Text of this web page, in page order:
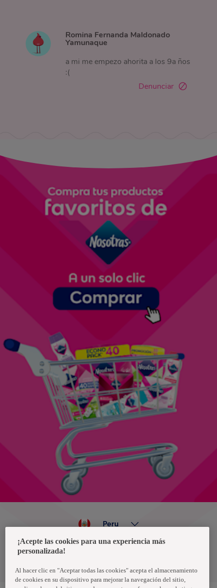
Romina Fernanda Maldonado
Yamunaque
a mi me empezo ahorita a los 9a ños
:(
Denunciar
Política de privacidad de datos
Peru
¡Acepte las cookies para una experiencia más
personalizada!
Al hacer clic en "Aceptar todas las cookies" acepta el almacenamiento
de cookies en su dispositivo para mejorar la navegación del sitio,